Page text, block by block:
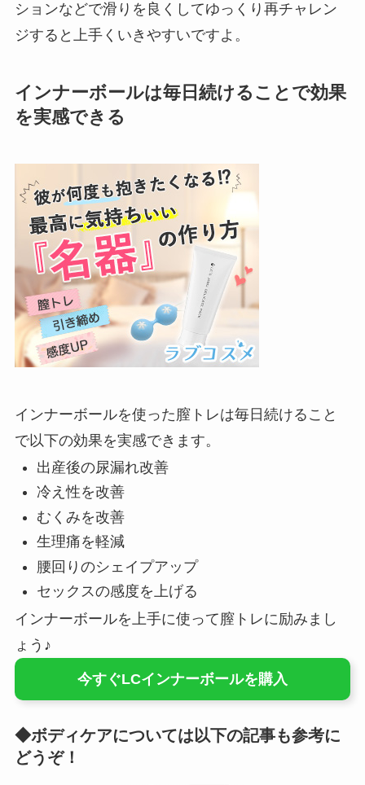
ションなどで滑りを良くしてゆっくり再チャレン
ジすると上手くいきやすいですよ。
インナーボールは毎日続けることで効果
を実感できる
インナーボールを使った膣トレは毎日続けること
で以下の効果を実感できます。
出産後の尿漏れ改善
冷え性を改善
むくみを改善
生理痛を軽減
腰回りのシェイプアップ
セックスの感度を上げる
インナーボールを上手に使って膣トレに励みまし
ょう♪
今すぐLCインナーボールを購入
◆ボディケアについては以下の記事も参考に
どうぞ！